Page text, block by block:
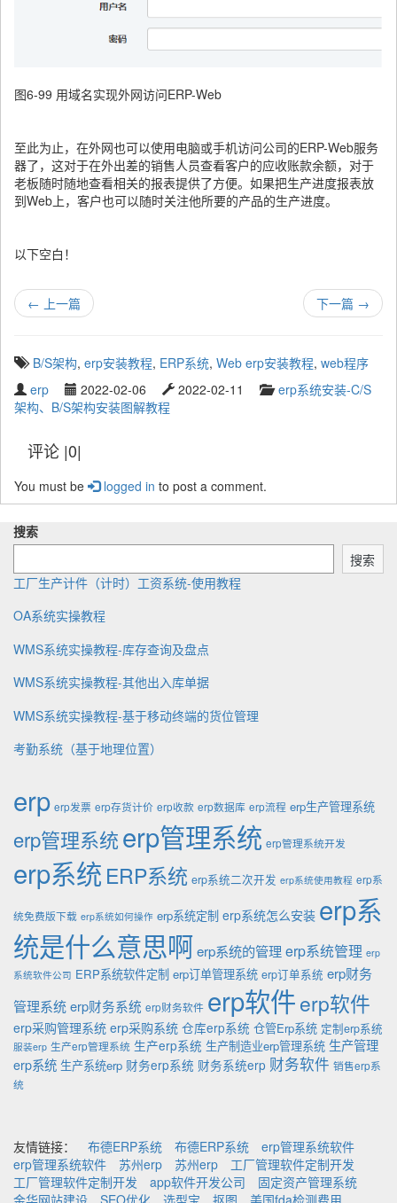
图6-99 用域名实现外网访问ERP-Web
至此为止，在外网也可以使用电脑或手机访问公司的ERP-Web服务
器了，这对于在外出差的销售人员查看客户的应收账款余额，对于
老板随时随地查看相关的报表提供了方便。如果把生产进度报表放
到Web上，客户也可以随时关注他所要的产品的生产进度。
以下空白！
← 上一篇 下一篇 →
T
g
g
d
i
t
h
:
B/S架构, erp安装教程, ERP系统, Web erp安装教程, web程序
W
r
t
t
n
y
erp
P
u
h
2022-02-06
L
d
e
2022-02-11
Cerp系统安装-C/S
架构、B/S架构安装图解教程
评论 |0|
You must be logged in to post a comment.
搜索
搜索
工厂生产计件（计时）工资系统-使用教程
OA系统实操教程
WMS系统实操教程-库存查询及盘点
WMS系统实操教程-其他出入库单据
WMS系统实操教程-基于移动终端的货位管理
考勤系统（基于地理位置）
erp erp发票 erp存货计价 erp收款 erp数据库 erp流程 erp生产管理系统
erp管理系统erp管理系统 erp管理系统开发
erp系统 ERP系统 erp系统二次开发 erp系统使用教程 erp系
统免费版下载 erp系统如何操作 erp系统定制 erp系统怎么安装 erp系
统是什么意思啊erp系统的管理erp系统管理 erp
系统软件公司 ERP系统软件定制 erp订单管理系统 erp订单系统 erp财务
管理系统erp财务系统 erp财务软件 erp软件erp软件
erp采购管理系统 erp采购系统 仓库erp系统 仓管Erp系统 定制erp系统
服装erp 生产erp管理系统 生产erp系统 生产制造业erp管理系统 生产管理
erp系统 生产系统erp 财务erp系统 财务系统erp 财务软件 销售erp系
统
友情链接： 布德ERP系统 布德ERP系统
erp管理系统软件
erp管理系统软件
苏州erp 苏州erp
工厂管理软件定制开发
工厂管理软件定制开发
app软件开发公司
固定资产管理系统
金华网站建设
SEO优化 选型宝 抠图 美国fda检测费用